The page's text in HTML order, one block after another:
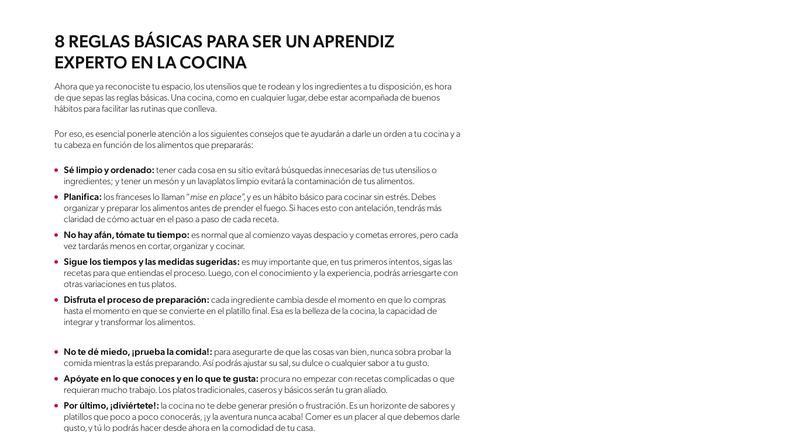
8 REGLAS BÁSICAS PARA SER UN APRENDIZ
EXPERTO EN LA COCINA
Ahora que ya reconociste tu espacio, los utensilios que te rodean y los ingredientes a tu disposición, es hora
de que sepas las reglas básicas. Una cocina, como en cualquier lugar, debe estar acompañada de buenos
hábitos para facilitar las rutinas que conlleva.
Por eso, es esencial ponerle atención a los siguientes consejos que te ayudarán a darle un orden a tu cocina y a
tu cabeza en función de los alimentos que prepararás:
Sé limpio y ordenado: tener cada cosa en su sitio evitará búsquedas innecesarias de tus utensilios o
ingredientes; y tener un mesón y un lavaplatos limpio evitará la contaminación de tus alimentos.
Planifica: los franceses lo llaman “mise en place”, y es un hábito básico para cocinar sin estrés. Debes
organizar y preparar los alimentos antes de prender el fuego. Si haces esto con antelación, tendrás más
claridad de cómo actuar en el paso a paso de cada receta.
No hay afán, tómate tu tiempo: es normal que al comienzo vayas despacio y cometas errores, pero cada
vez tardarás menos en cortar, organizar y cocinar.
Sigue los tiempos y las medidas sugeridas: es muy importante que, en tus primeros intentos, sigas las
recetas para que entiendas el proceso. Luego, con el conocimiento y la experiencia, podrás arriesgarte con
otras variaciones en tus platos.
Disfruta el proceso de preparación: cada ingrediente cambia desde el momento en que lo compras
hasta el momento en que se convierte en el platillo final. Esa es la belleza de la cocina, la capacidad de
integrar y transformar los alimentos.
No te dé miedo, ¡prueba la comida!: para asegurarte de que las cosas van bien, nunca sobra probar la
comida mientras la estás preparando. Así podrás ajustar su sal, su dulce o cualquier sabor a tu gusto.
Apóyate en lo que conoces y en lo que te gusta: procura no empezar con recetas complicadas o que
requieran mucho trabajo. Los platos tradicionales, caseros y básicos serán tu gran aliado.
Por último, ¡diviértete!: la cocina no te debe generar presión o frustración. Es un horizonte de sabores y
platillos que poco a poco conocerás, ¡y la aventura nunca acaba! Comer es un placer al que debemos darle
gusto, y tú lo podrás hacer desde ahora en la comodidad de tu casa.